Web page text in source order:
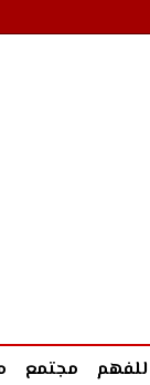
للفهم مجتمع